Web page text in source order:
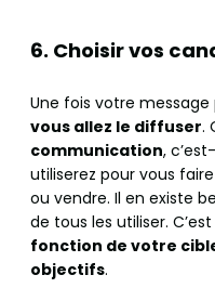
6. Choisir vos
Une fois votre
vous allez le diffuser.
communication,
utiliserez pour vous
ou vendre. Il en existe
de tous les utiliser.
fonction de votre
objectifs.